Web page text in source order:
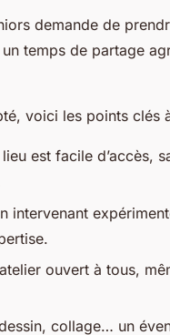
demande de
temps de partage
voici les points clés
est facile d’accès,
intervenant
ouvert à tous,
collage… un